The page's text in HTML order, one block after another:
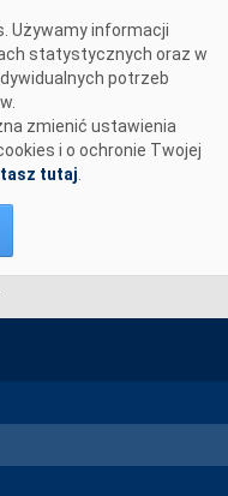
Używamy informacji
statystycznych oraz w
potrzeb
zmienić ustawienia
i o ochronie Twojej
tutaj